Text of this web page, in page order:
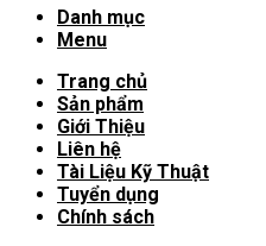
Danh mục
Menu
Trang chủ
Sản phẩm
Giới Thiệu
Liên hệ
Tài Liệu Kỹ Thuật
Tuyển dụng
Chính sách